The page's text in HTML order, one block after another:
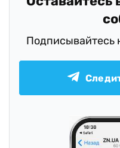
Подписывайтесь